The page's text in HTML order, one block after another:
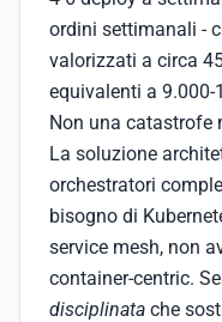
ordini settimanali -
valorizzati a circa
equivalenti a
Non una catastrofe
La soluzione
orchestratori
bisogno di
service mesh, non
container-centric.
disciplinata che